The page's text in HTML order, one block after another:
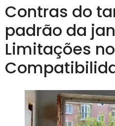
Contras do
padrão da
Limitações